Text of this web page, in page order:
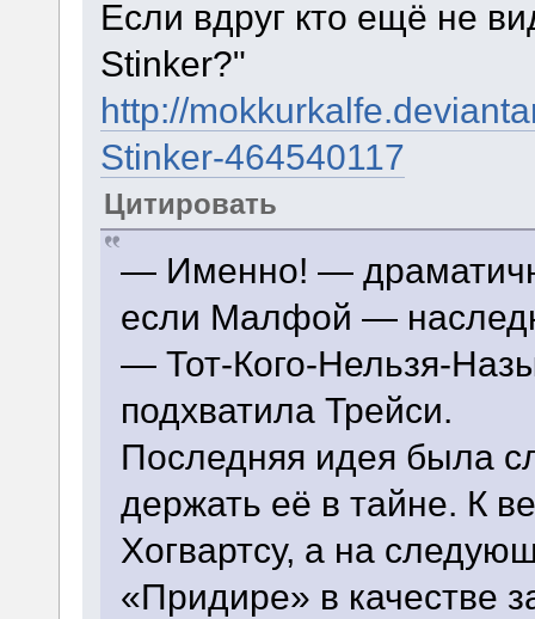
Если вдруг кто ещё не
Stinker?"
http://
Stinker-464540117
Цитировать
— Именно! —
если Малфой —
— Тот-Кого-Нельзя-
подхватила Трейси.
Последняя идея была
держать её в тайне. К
Хогвартсу, а на
«Придире» в качестве